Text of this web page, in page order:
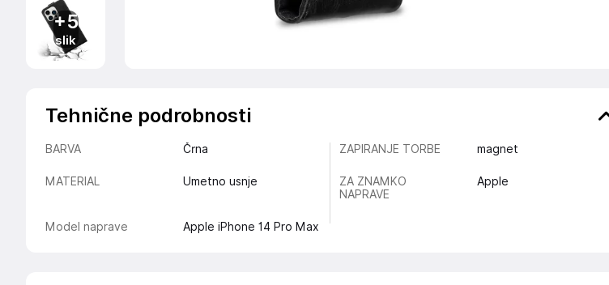
+5
slik
Tehnične podrobnosti
BARVA Črna ZAPIRANJE TORBE magnet
MATERIAL Umetno usnje
ZA ZNAMKO
NAPRAVE
Apple
Model naprave Apple iPhone 14 Pro Max